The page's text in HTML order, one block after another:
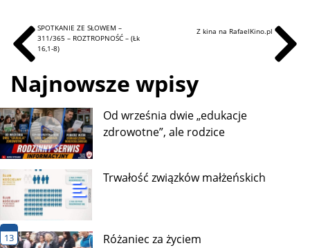
SPOTKANIE ZE SŁOWEM –
311/365 – ROZTROPNOŚĆ – (Łk
16,1-8)
Z kina na RafaelKino.pl
Najnowsze wpisy
Od września dwie „edukacje
zdrowotne”, ale rodzice
Trwałość związków małżeńskich
13 Różaniec za życiem